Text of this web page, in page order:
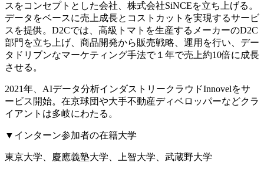
スをコンセプトとした会社、株式会社SiNCEを立ち上げる。
データをベースに売上成長とコストカットを実現するサービ
スを提供。D2Cでは、高級トマトを生産するメーカーのD2C
部門を立ち上げ、商品開発から販売戦略、運用を行い、デー
タドリブンなマーケティング手法で１年で売上約10倍に成長
させる。
2021年、AIデータ分析インダストリークラウドInnovelをサ
ービス開始。在京球団や大手不動産ディベロッパーなどクラ
イアントは多岐にわたる。
▼インターン参加者の在籍大学
東京大学、慶應義塾大学、上智大学、武蔵野大学